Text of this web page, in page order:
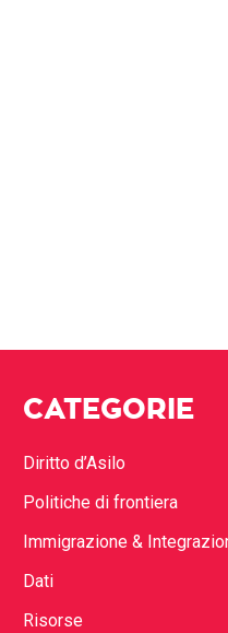
CATEGORIE
Diritto d’Asilo
Politiche di frontiera
Immigrazione &
Dati
Risorse